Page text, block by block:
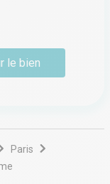
les
moins de cinq
besoins
PME et des
le bien
Paris